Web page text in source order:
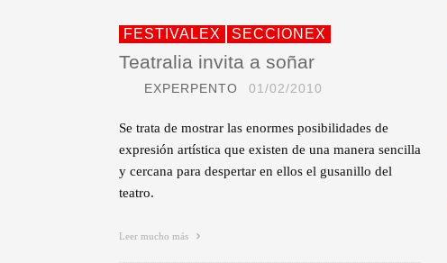
FESTIVALEX SECCIONEX
Teatralia invita a soñar
EXPERPENTO 01/02/2010
Se trata de mostrar las enormes posibilidades de
expresión artística que existen de una manera sencilla
y cercana para despertar en ellos el gusanillo del
teatro.
Leer mucho más